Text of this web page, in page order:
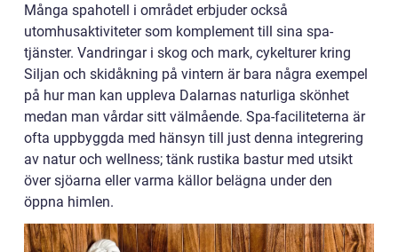
Många spahotell i området erbjuder också
utomhusaktiviteter som komplement till sina spa-
tjänster. Vandringar i skog och mark, cykelturer kring
Siljan och skidåkning på vintern är bara några exempel
på hur man kan uppleva Dalarnas naturliga skönhet
medan man vårdar sitt välmående. Spa-faciliteterna är
ofta uppbyggda med hänsyn till just denna integrering
av natur och wellness; tänk rustika bastur med utsikt
över sjöarna eller varma källor belägna under den
öppna himlen.